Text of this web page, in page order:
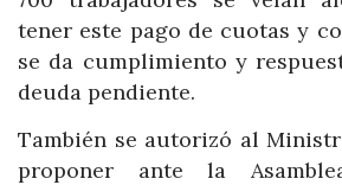
tener este pago de cuotas y
se da cumplimiento y
deuda pendiente.
También se autorizó al
proponer ante la